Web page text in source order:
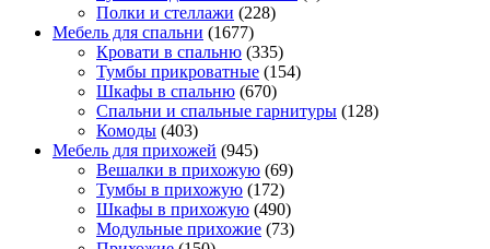
Полки и стеллажи (228)
Мебель для спальни (1677)
Кровати в спальню (335)
Тумбы прикроватные (154)
Шкафы в спальню (670)
Спальни и спальные гарнитуры (128)
Комоды (403)
Мебель для прихожей (945)
Вешалки в прихожую (69)
Тумбы в прихожую (172)
Шкафы в прихожую (490)
Модульные прихожие (73)